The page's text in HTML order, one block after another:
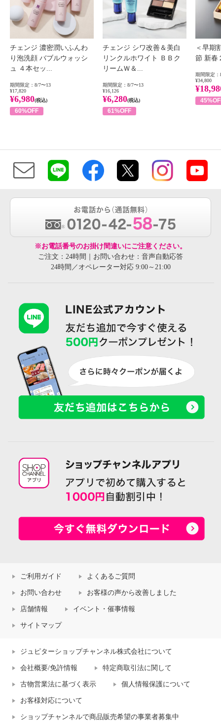
チェンジ 濃密潤いふんわ
り泡洗顔 バブルウォッシ
ュ ４本セッ...
期間限定：8/7〜13
¥17,820
¥6,980(税込)
60%OFF
チェンジ シワ改善＆美白
リンクルホワイト ＢＢク
リームＷ＆...
期間限定：8/7〜13
¥16,126
¥6,280(税込)
61%OFF
＜早期
節 新春
期間限定：
¥34,800
※お電話番号のお掛け間違いにご注意ください。
ご注文：24時間｜お問い合わせ：音声自動応答
24時間／オペレーター対応 9:00～21:00
ご利用ガイド よくあるご質問
お問い合わせ お客様の声から改善しました
店舗情報 イベント・催事情報
サイトマップ
ジュピターショップチャンネル株式会社について
会社概要/免許情報 特定商取引法に関して
古物営業法に基づく表示 個人情報保護について
お客様対応について
ショップチャンネルで商品販売希望の事業者募集中